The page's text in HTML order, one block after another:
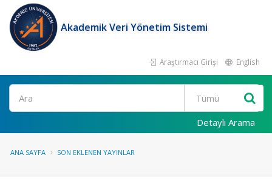
Akademik Veri Yönetim Sistemi
Araştırmacı Girişi English
Ara
Detaylı Arama
ANA SAYFA SON EKLENEN YAYINLAR